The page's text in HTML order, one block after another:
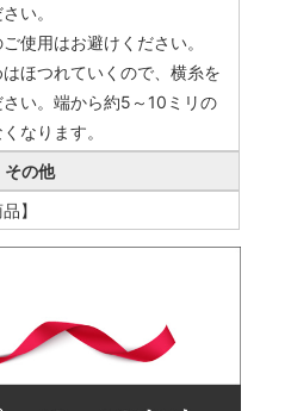
い。
使用はお避けください。
ほつれていくので、横糸を
い。端から約5～10ミリの
なります。
その他
】